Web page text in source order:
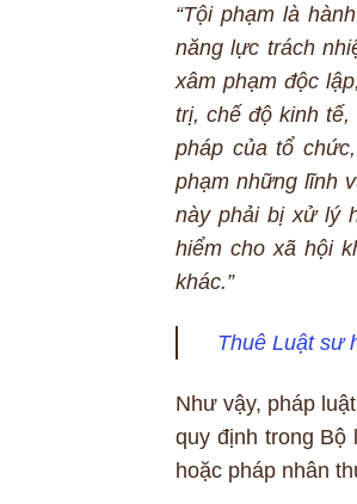
“Tội phạm là
năng lực trách
xâm phạm độc
trị, chế độ kinh
pháp của tổ
phạm những lĩnh
này phải bị xử lý
hiểm cho xã hội
khác.”
Thuê Luật sư
Như vậy, pháp
quy định trong
hoặc pháp nhân